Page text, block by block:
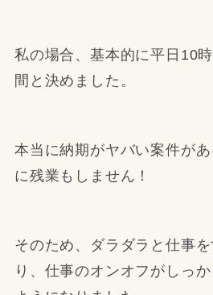
私の場合、基本的に平日10
間と決めました。
本当に納期がヤバい案件が
に残業もしません！
そのため、ダラダラと仕事
り、仕事のオンオフがしっ